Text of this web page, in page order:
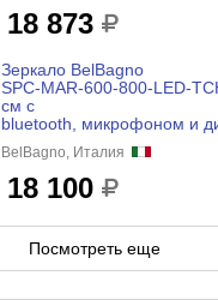
18 873
Зеркало BelBagno
SPC-MAR-600-800-LED-
см с
bluetooth, микрофоном и
BelBagno, Италия
18 100
Посмотреть еще